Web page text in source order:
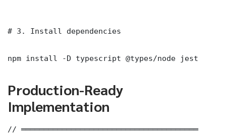
# 3. Install dependencies
npm install -D typescript @types/node jest
Production-Ready
Implementation
// ═══════════════════════════════════════